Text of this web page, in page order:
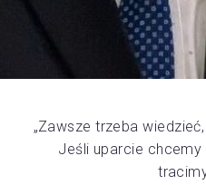
„Zawsze trzeba
Jeśli uparcie chcemy